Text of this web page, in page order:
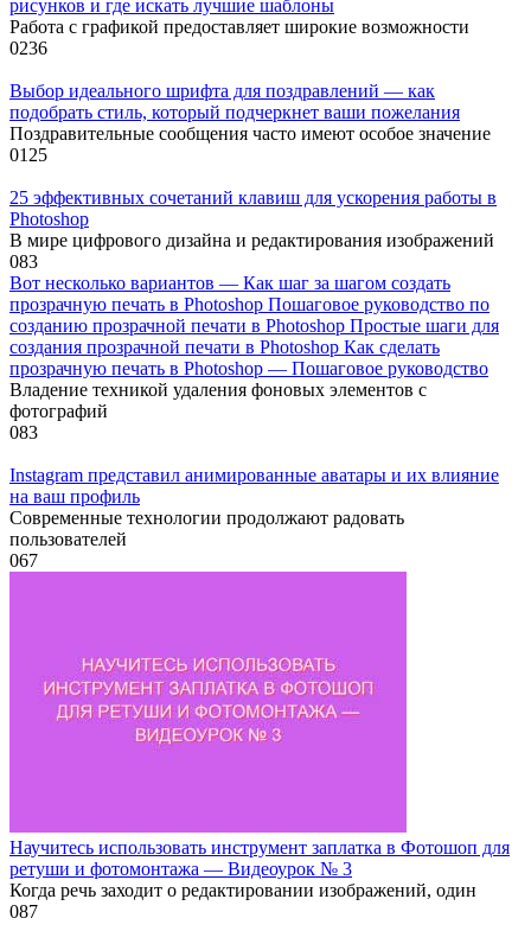
рисунков и где искать лучшие шаблоны
Работа с графикой предоставляет широкие возможности
0236
Выбор идеального шрифта для поздравлений — как
подобрать стиль, который подчеркнет ваши пожелания
Поздравительные сообщения часто имеют особое значение
0125
25 эффективных сочетаний клавиш для ускорения работы в
Photoshop
В мире цифрового дизайна и редактирования изображений
083
Вот несколько вариантов — Как шаг за шагом создать
прозрачную печать в Photoshop Пошаговое руководство по
созданию прозрачной печати в Photoshop Простые шаги для
создания прозрачной печати в Photoshop Как сделать
прозрачную печать в Photoshop — Пошаговое руководство
Владение техникой удаления фоновых элементов с
фотографий
083
Instagram представил анимированные аватары и их влияние
на ваш профиль
Современные технологии продолжают радовать
пользователей
067
Научитесь использовать инструмент заплатка в Фотошоп для
ретуши и фотомонтажа — Видеоурок № 3
Когда речь заходит о редактировании изображений, один
087